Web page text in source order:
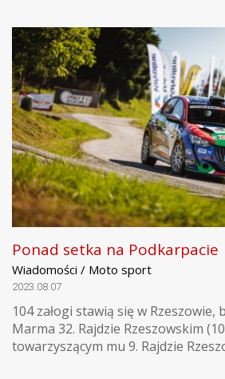
Ponad setka na Podkarpacie
Wiadomości / Moto sport
2023.08.07
104 załogi stawią się w Rzeszowie,
Marma 32. Rajdzie Rzeszowskim
towarzyszącym mu 9. Rajdzie